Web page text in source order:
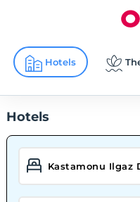
Hotels
Hotels